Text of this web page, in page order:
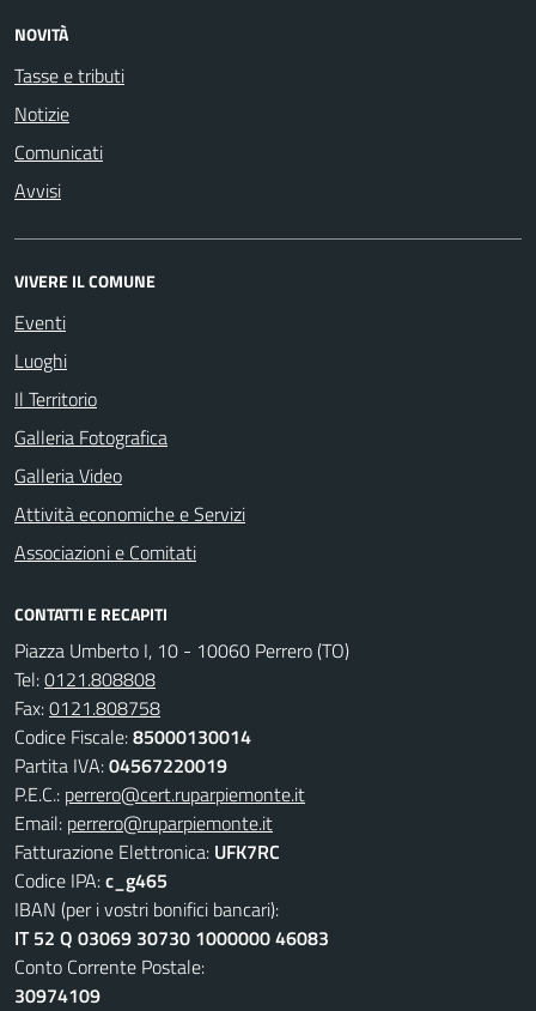
NOVITÀ
Tasse e tributi
Notizie
Comunicati
Avvisi
VIVERE IL COMUNE
Eventi
Luoghi
Il Territorio
Galleria Fotografica
Galleria Video
Attività economiche e Servizi
Associazioni e Comitati
CONTATTI E RECAPITI
Piazza Umberto I, 10 - 10060 Perrero (TO)
Tel:0121.808808
Fax:0121.808758
Codice Fiscale:85000130014
Partita IVA:04567220019
P.E.C.: perrero@cert.ruparpiemonte.it
Email: perrero@ruparpiemonte.it
Fatturazione Elettronica: UFK7RC
Codice IPA:c_g465
IBAN (per i vostri bonifici bancari):
IT 52 Q 03069 30730 1000000 46083
Conto Corrente Postale:
30974109